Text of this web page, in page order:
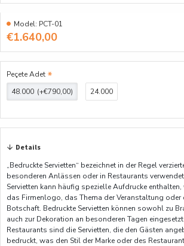
€1.640,00
Model: PCT-01
Peçete Adet
48.000 (+€790,00) 24.000
Details
„Bedruckte Servietten“ bezeichnet in der Regel
besonderen Anlässen oder in Restaurants
Servietten kann häufig spezielle Aufdrucke
das Firmenlogo, das Thema der Veranstaltung oder
Botschaft. Bedruckte Servietten können sowohl zu
auch zur Dekoration an besonderen Tagen
Restaurants sind die Servietten, die den Gästen
bedruckt, was den Stil der Marke oder des